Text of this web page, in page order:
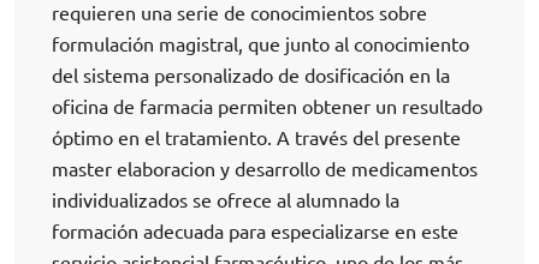
requieren una serie de conocimientos sobre
formulación magistral, que junto al conocimiento
del sistema personalizado de dosificación en la
oficina de farmacia permiten obtener un resultado
óptimo en el tratamiento. A través del presente
master elaboracion y desarrollo de medicamentos
individualizados se ofrece al alumnado la
formación adecuada para especializarse en este